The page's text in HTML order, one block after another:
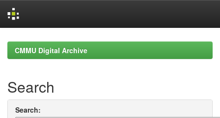
navigationCMMU Digital Archive
Search
Search: